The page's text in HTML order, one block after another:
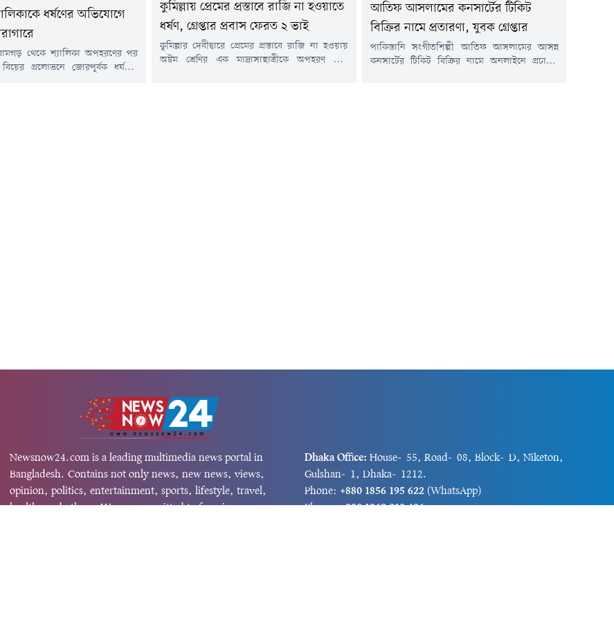
ধর্ষণের অভিযোগে
থেকে শ্যালিকা অপহরণের পর
প্রলোভনে জোরপূর্বক ধর্ষণের
কুমিল্লায় প্রেমের প্রস্তাবে রাজি না হওয়াতে
ধর্ষণ, গ্রেপ্তার প্রবাস ফেরত ২ ভাই
কুমিল্লার দেবীদ্বারে প্রেমের প্রস্তাবে রাজি না হওয়ায়
অষ্টম শ্রেণির এক মাদ্রাসাছাত্রীকে অপহরণ করে
আতিফ আসলামের কনসার্টের টিকিট
বিক্রির নামে প্রতারণা, যুবক গ্রেপ্তার
পাকিস্তানি সংগীতশিল্পী আতিফ আসলামের আসন্ন
কনসার্টের টিকিট বিক্রির নামে অনলাইনে প্রচারণা
Newsnow24.com is a leading multimedia news portal in
Bangladesh. Contains not only news, new news, views,
opinion, politics, entertainment, sports, lifestyle, travel,
health, and others. We are committed to focusing on
Dhaka Office: House-55, Road-08, Block-D, Niketon,
Gulshan-1, Dhaka-1212.
Phone: +880 1856 195 622 (WhatsApp)
Phone:+880 1869 913 486